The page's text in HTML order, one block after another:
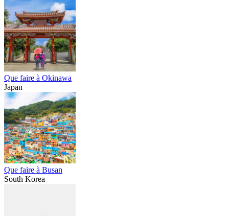
Que faire à Okinawa
Japan
Que faire à Busan
South Korea